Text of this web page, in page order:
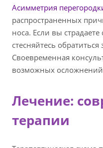
Асимметрия
распространенных
носа. Если вы
стесняйтесь
Своевременная
возможных
Лечение:
терапии